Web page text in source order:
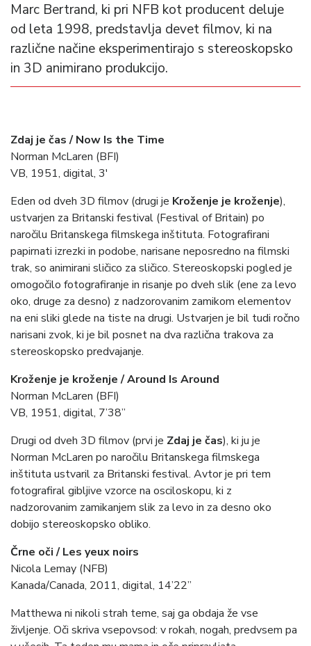
Marc Bertrand, ki pri NFB kot producent deluje
od leta 1998, predstavlja devet filmov, ki na
različne načine eksperimentirajo s stereoskopsko
in 3D animirano produkcijo.
Zdaj je čas / Now Is the Time
Norman McLaren (BFI)
VB, 1951, digital, 3′
Eden od dveh 3D filmov (drugi je Kroženje je kroženje),
ustvarjen za Britanski festival (Festival of Britain) po
naročilu Britanskega filmskega inštituta. Fotografirani
papirnati izrezki in podobe, narisane neposredno na filmski
trak, so animirani sličico za sličico. Stereoskopski pogled je
omogočilo fotografiranje in risanje po dveh slik (ene za levo
oko, druge za desno) z nadzorovanim zamikom elementov
na eni sliki glede na tiste na drugi. Ustvarjen je bil tudi ročno
narisani zvok, ki je bil posnet na dva različna trakova za
stereoskopsko predvajanje.
Kroženje je kroženje / Around Is Around
Norman McLaren (BFI)
VB, 1951, digital, 7’38”
Drugi od dveh 3D filmov (prvi je Zdaj je čas), ki ju je
Norman McLaren po naročilu Britanskega filmskega
inštituta ustvaril za Britanski festival. Avtor je pri tem
fotografiral gibljive vzorce na osciloskopu, ki z
nadzorovanim zamikanjem slik za levo in za desno oko
dobijo stereoskopsko obliko.
Črne oči / Les yeux noirs
Nicola Lemay (NFB)
Kanada/Canada, 2011, digital, 14’22”
Matthewa ni nikoli strah teme, saj ga obdaja že vse
življenje. Oči skriva vsepovsod: v rokah, nogah, predvsem pa